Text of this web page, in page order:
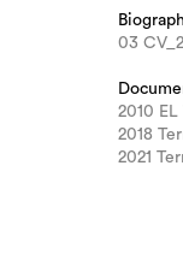
03
2010
2018
2021